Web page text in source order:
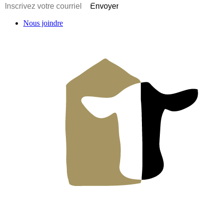
Envoyer
Nous joindre